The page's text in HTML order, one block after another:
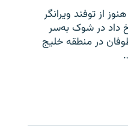
از توفند ویرانگر
داد در شوک به‌سر
در منطقه خلیج